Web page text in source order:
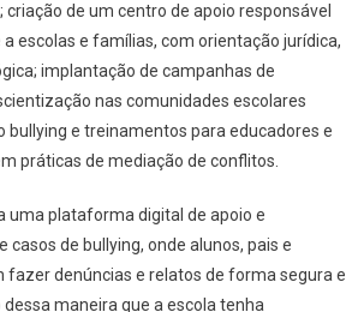
de um centro de apoio responsável
escolas e famílias, com orientação jurídica,
implantação de campanhas de
nas comunidades escolares
bullying e treinamentos para educadores e
práticas de mediação de conflitos.
uma plataforma digital de apoio e
de bullying, onde alunos, pais e
fazer denúncias e relatos de forma segura e
maneira que a escola tenha